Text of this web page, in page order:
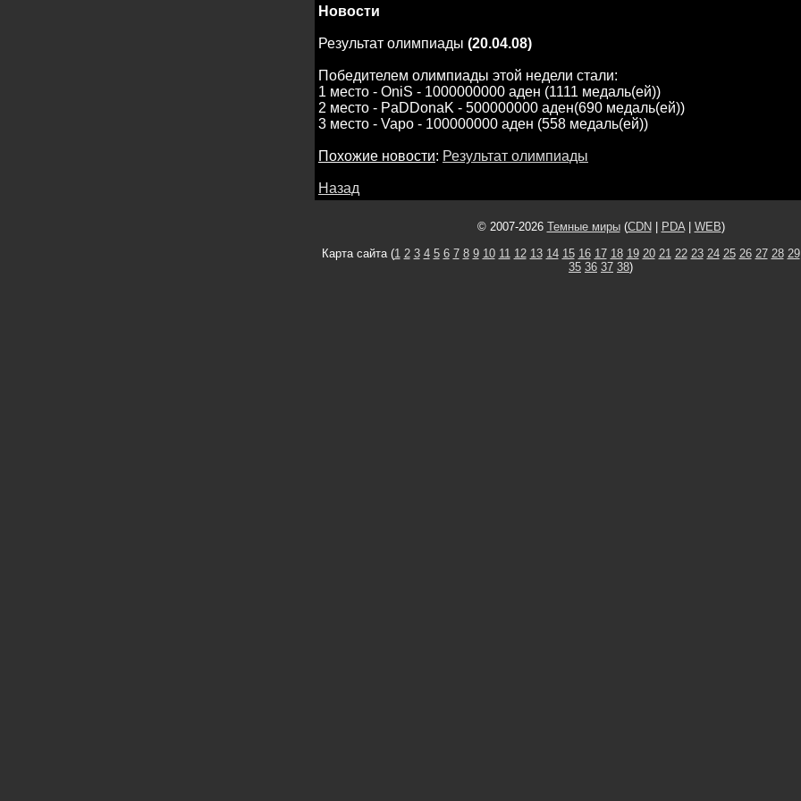
Новости
Результат олимпиады (20.04.08)
Победителем олимпиады этой недели стали:
1 место - OniS - 1000000000 аден (1111 медаль(ей))
2 место - PaDDonaK - 500000000 аден(690 медаль(ей))
3 место - Vapo - 100000000 аден (558 медаль(ей))
Похожие новости: Результат олимпиады
Назад
© 2007-2026 Темные миры(CDN PDA| WEB)
Карта сайта (1 2 3 4 5 6 7 8 9 10 11 12 13 14 15 16 17 18 19 20 21 22 23 24 25 26 27 28 29
35 36 37 38)